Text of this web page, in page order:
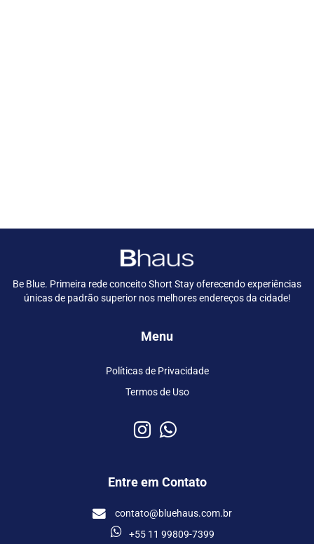
Be Blue. Primeira rede conceito Short Stay oferecendo experiências
únicas de padrão superior nos melhores endereços da cidade!
Menu
Políticas de Privacidade
Termos de Uso
Entre em Contato
contato@bluehaus.com.br
+55 11 99809-7399